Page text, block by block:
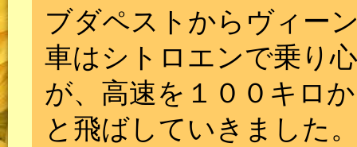
ブダペストからヴィー
車はシトロエンで乗り
が、高速を１００キロ
と飛ばしていきました